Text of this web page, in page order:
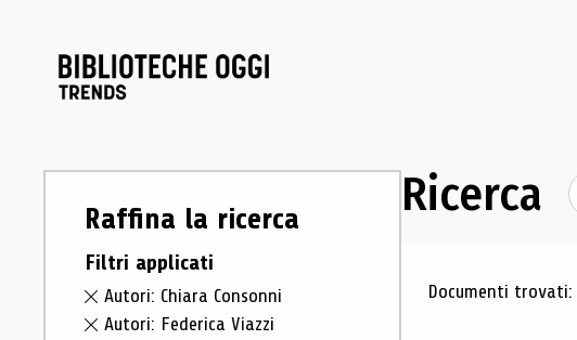
Raffina la ricerca
Filtri applicati
Autori: Chiara Consonni
Autori: Federica Viazzi
Ricerca
Documenti trovati: